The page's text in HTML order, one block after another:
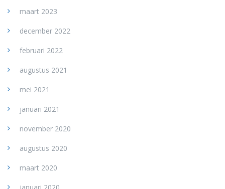
maart 2023
december 2022
februari 2022
augustus 2021
mei 2021
januari 2021
november 2020
augustus 2020
maart 2020
januari 2020